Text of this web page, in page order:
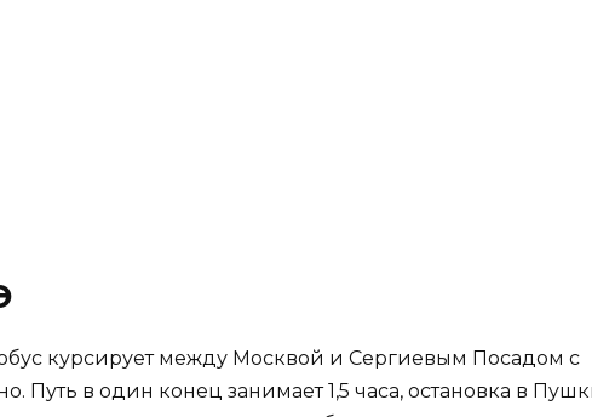
курсирует между Москвой и Сергиевым Посадом с
Путь в один конец занимает 1,5 часа, остановка в